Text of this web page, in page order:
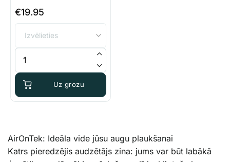
€19.95
AirOnTek Koala 2.0 20 W 18 cm daudzums
Uz grozu
AirOnTek: Ideāla vide jūsu augu plaukšanai
Katrs pieredzējis audzētājs zina: jums var būt labākā